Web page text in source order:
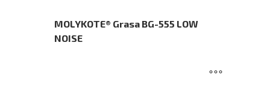
MOLYKOTE® Grasa BG-555 LOW
NOISE